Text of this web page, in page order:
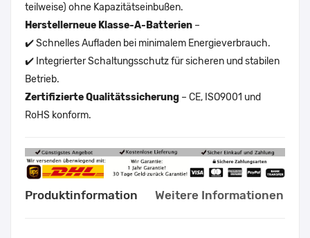
teilweise) ohne Kapazitätseinbußen.
Herstellerneue Klasse-A-Batterien –
✔️ Schnelles Aufladen bei minimalem Energieverbrauch.
✔️ Integrierter Schaltungsschutz für sicheren und stabilen
Betrieb.
Zertifizierte Qualitätssicherung – CE, ISO9001 und
RoHS konform.
Produktinformation Weitere Informationen